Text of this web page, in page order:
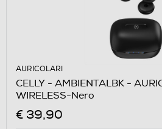
AURICOLARI
CELLY - AMBIENTALBK -
WIRELESS-Nero
€ 39,90